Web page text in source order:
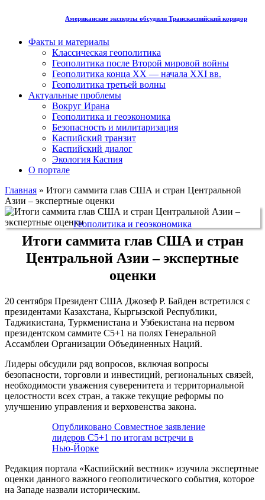
Американские эксперты обсудили Транскаспийский коридор
Факты и материалы
Классическая геополитика
Геополитика после Второй мировой войны
Геополитика конца XX — начала XXI вв.
Геополитика третьей волны
Актуальные проблемы
Вокруг Ирана
Геополитика и геоэкономика
Безопасность и милитаризация
Каспийский транзит
Каспийский диалог
Экология Каспия
О портале
Главная » Итоги саммита глав США и стран Центральной
Азии – экспертные оценки
Геополитика и геоэкономика
Итоги саммита глав США и стран
Центральной Азии – экспертные
оценки
20 сентября Президент США Джозеф Р. Байден встретился с
президентами Казахстана, Кыргызской Республики,
Таджикистана, Туркменистана и Узбекистана на первом
президентском саммите C5+1 на полях Генеральной
Ассамблеи Организации Объединенных Наций.
Лидеры обсудили ряд вопросов, включая вопросы
безопасности, торговли и инвестиций, региональных связей,
необходимости уважения суверенитета и территориальной
целостности всех стран, а также текущие реформы по
улучшению управления и верховенства закона.
Опубликовано Совместное заявление
лидеров C5+1 по итогам встречи в
Нью-Йорке
Редакция портала «Каспийский вестник» изучила экспертные
оценки данного важного геополитического события, которое
на Западе назвали историческим.